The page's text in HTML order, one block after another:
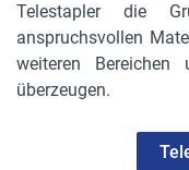
Telestapler die
anspruchsvollen
weiteren Bereichen
überzeugen.